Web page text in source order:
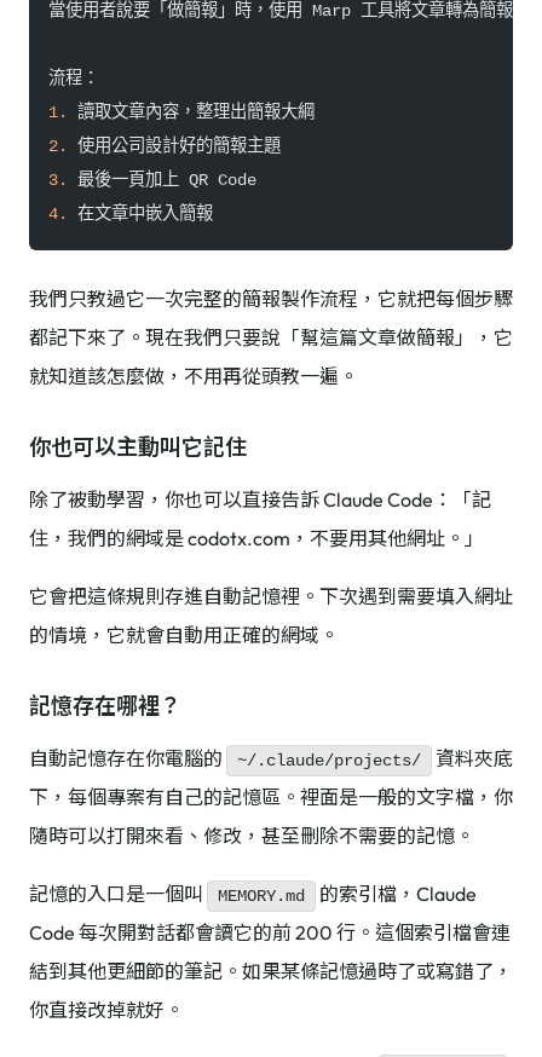
當使用者說要「做簡報」時，使用 Marp 工具將文章轉為簡報格
流程：
1.
讀取文章內容，整理出簡報大綱
2.
使用公司設計好的簡報主題
3.
最後一頁加上 QR Code
4.
在文章中嵌入簡報
我們只教過它一次完整的簡報製作流程，它就把每個步驟
都記下來了。現在我們只要說「幫這篇文章做簡報」，它
就知道該怎麼做，不用再從頭教一遍。
你也可以主動叫它記住
除了被動學習，你也可以直接告訴 Claude Code：「記
住，我們的網域是 codotx.com，不要用其他網址。」
它會把這條規則存進自動記憶裡。下次遇到需要填入網址
的情境，它就會自動用正確的網域。
記憶存在哪裡？
自動記憶存在你電腦的 ~/.claude/projects/
資料夾底
下，每個專案有自己的記憶區。裡面是一般的文字檔，你
隨時可以打開來看、修改，甚至刪除不需要的記憶。
記憶的入口是一個叫 MEMORY.md
的索引檔，Claude
Code 每次開對話都會讀它的前 200 行。這個索引檔會連
結到其他更細節的筆記。如果某條記憶過時了或寫錯了，
你直接改掉就好。